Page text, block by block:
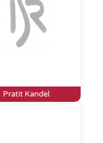
Pratit Kandel